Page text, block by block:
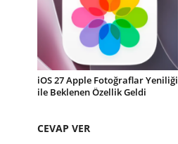
iOS 27 Apple Fotoğraflar Yeniliği
ile Beklenen Özellik Geldi
CEVAP VER